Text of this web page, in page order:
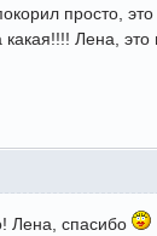
просто,
Лена,
Лена, спасибо